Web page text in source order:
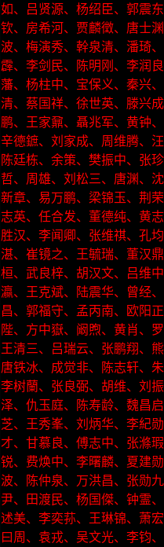
如、吕贤源、杨绍臣、郭震
钦、房希河、贾麟徵、唐士
波、梅演秀、幹泉清、潘琦
霹、李剑民、陈明刚、李润
藩、杨柱中、宝保义、秦兴
清、蔡国祥、徐世英、滕兴
鹏、王家鼐、聶兆军、黄钟
辛德鏣、刘家成、周维腾、
陈廷栋、余策、樊振中、张
哲、周雄、刘松三、唐渊、
新章、易万鹏、梁锦玉、荆
志英、任合发、董德纯、黄
胜汉、李闻卿、张维祺、孔
湛、崔镜之、王毓瑞、董汉
桓、武良梓、胡汉文、吕维
瀛、王克斌、陆震华、曾经
昌、郭福守、孟丙南、欧阳
陛、方中嶽、阚煦、黄肖、
王清三、吕瑞云、张鹏翔、
唐铁冰、成觉非、陈志轩、
李树蘭、张良弼、胡维、刘
泽、仇玉庭、陈寿龄、魏昌
芝、王秀峯、刘炳华、李紀
才、甘慕良、傅志中、张滌
锐、费焕中、李曙麟、夏建
波、陈仲泉、万洪昌、张勋
尹、田渡民、杨国傑、钟霊
述美、李奕荪、王琳锦、萧
曰周、袁戎、吴文光、李钧